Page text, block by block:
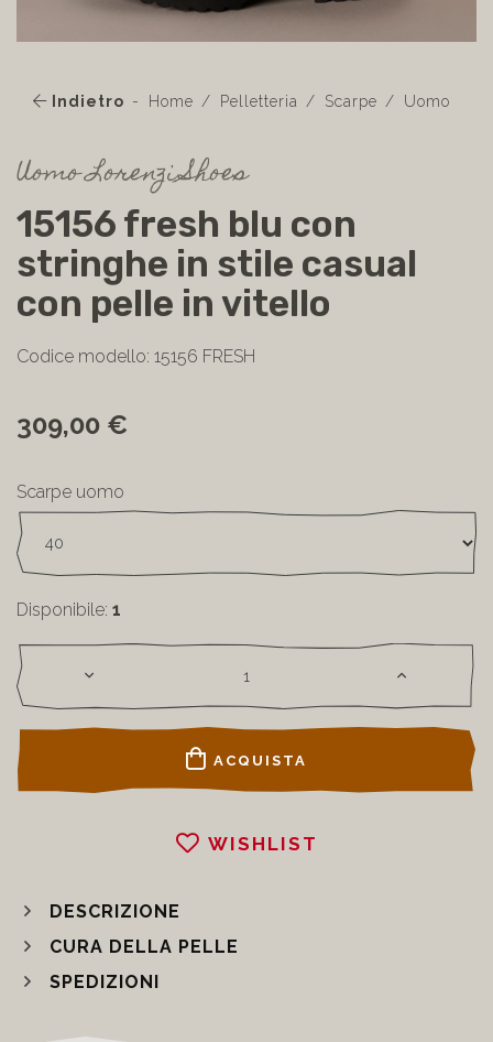
Indietro Home Pelletteria Scarpe Uomo
Uomo Lorenzi Shoes
15156 fresh blu con
stringhe in stile casual
con pelle in vitello
Codice modello: 15156 FRESH
309,00 €
Scarpe uomo
Disponibile: 1
ACQUISTA
WISHLIST
DESCRIZIONE
CURA DELLA PELLE
SPEDIZIONI